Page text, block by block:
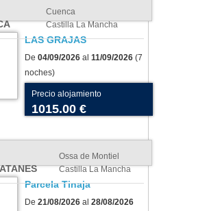
Cuenca
Castilla La Mancha
LAS GRAJAS
De 04/09/2026 al 11/09/2026 (7
noches)
Precio alojamiento
1015.00 €
Ossa de Montiel
Castilla La Mancha
Parcela Tinaja
De 21/08/2026 al 28/08/2026